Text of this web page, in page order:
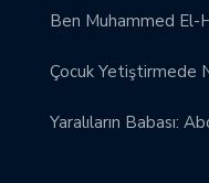
Ben Muhammed El-
Çocuk Yetiştirmede
Yaralıların Babası: